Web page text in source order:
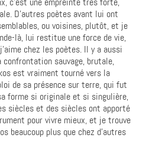
D’autres poètes avant lui ont
ou voisines, plutôt, et je
là, lui restitue une force de vie,
chez les poètes. Il y a aussi
sauvage, brutale,
est vraiment tourné vers la
de sa présence sur terre, qui fut
forme si originale et si singulière,
siècles et des siècles ont apporté
pour vivre mieux, et je trouve
beaucoup plus que chez d’autres